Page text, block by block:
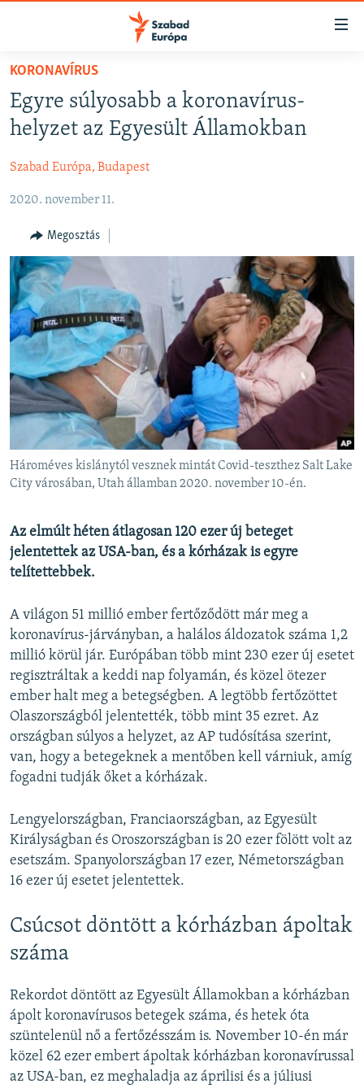
Akadálymentes
Ugrás
fő
oldalra
Ugrás
NAPIRENDEN
AKTUÁLIS
PODCASTOK
VIDEÓK
ELEMZŐ
NER15
SZABADON
TÁRSADALOM
DEMOKRÁCIA
A PÉNZ NYOMÁBAN
EURÓPAI UNIÓ
VILÁG
KLÍMAVÁLTOZÁS
A MÚLT TANULSÁGAI
KORONAVÍRUS
Egyre súlyosabb a koronavírus-
helyzet az Egyesült Államokban
Szabad Európa, Budapest
2020. november 11.
Megosztás
Hároméves kislánytól vesznek mintát Covid-teszthez Salt Lake
City városában, Utah államban 2020. november 10-én.
Az elmúlt héten átlagosan 120 ezer új beteget
jelentettek az USA-ban, és a kórházak is egyre
telítettebbek.
A világon 51 millió ember fertőződött már meg a
koronavírus-járványban, a halálos áldozatok száma 1,2
millió körül jár. Európában több mint 230 ezer új esetet
regisztráltak a keddi nap folyamán, és közel ötezer
ember halt meg a betegségben. A legtöbb fertőzöttet
Olaszországból jelentették, több mint 35 ezret. Az
országban súlyos a helyzet, az AP tudósítása szerint,
van, hogy a betegeknek a mentőben kell várniuk, amíg
fogadni tudják őket a kórházak.
Lengyelországban, Franciaországban, az Egyesült
Királyságban és Oroszországban is 20 ezer fölött volt az
esetszám. Spanyolországban 17 ezer, Németországban
16 ezer új esetet jelentettek.
Csúcsot döntött a kórházban ápoltak
száma
Rekordot döntött az Egyesült Államokban a kórházban
ápolt koronavírusos betegek száma, és hetek óta
szüntelenül nő a fertőzésszám is. November 10-én már
közel 62 ezer embert ápoltak kórházban koronavírussal
az USA-ban, ez meghaladja az áprilisi és a júliusi
FELIRATKOZÁS